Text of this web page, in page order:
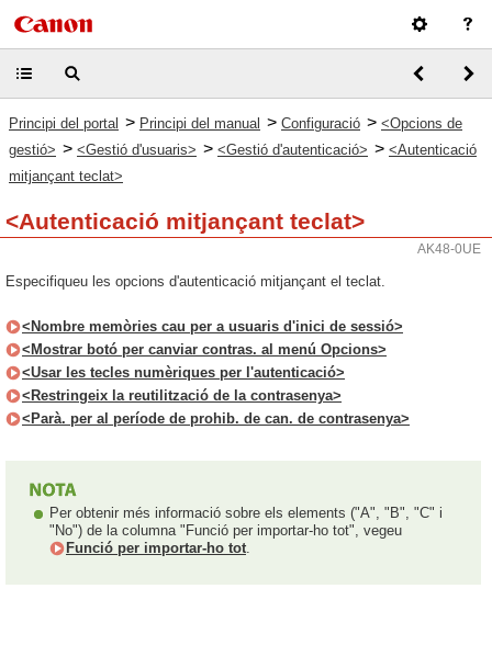
Principi del portal > Principi del manual > Configuració > <Opcions de
gestió> > <Gestió d'usuaris> > <Gestió d'autenticació> > <Autenticació
mitjançant teclat>
<Autenticació mitjançant teclat>
AK48-0UE
Especifiqueu les opcions d'autenticació mitjançant el teclat.
<Nombre memòries cau per a usuaris d'inici de sessió>
<Mostrar botó per canviar contras. al menú Opcions>
<Usar les tecles numèriques per l'autenticació>
<Restringeix la reutilització de la contrasenya>
<Parà. per al període de prohib. de can. de contrasenya>
Per obtenir més informació sobre els elements ("A", "B", "C" i
"No") de la columna "Funció per importar-ho tot", vegeu
Funció per importar-ho tot.